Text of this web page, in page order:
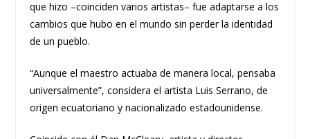
que hizo –coinciden varios artistas– fue adaptarse a los
cambios que hubo en el mundo sin perder la identidad
de un pueblo.
“Aunque el maestro actuaba de manera local, pensaba
universalmente”, considera el artista Luis Serrano, de
origen ecuatoriano y nacionalizado estadounidense.